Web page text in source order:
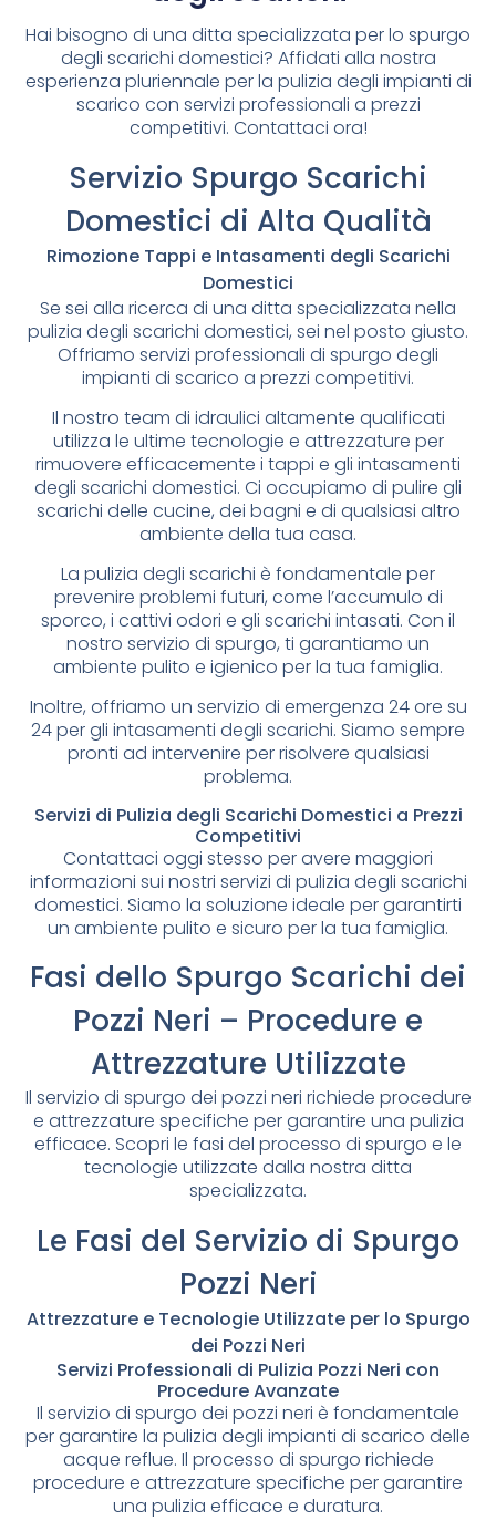
Hai bisogno di una ditta specializzata per lo spurgo
degli scarichi domestici? Affidati alla nostra
esperienza pluriennale per la pulizia degli impianti di
scarico con servizi professionali a prezzi
competitivi. Contattaci ora!
Servizio Spurgo Scarichi
Domestici di Alta Qualità
Rimozione Tappi e Intasamenti degli Scarichi
Domestici
Se sei alla ricerca di una ditta specializzata nella
pulizia degli scarichi domestici, sei nel posto giusto.
Offriamo servizi professionali di spurgo degli
impianti di scarico a prezzi competitivi.
Il nostro team di idraulici altamente qualificati
utilizza le ultime tecnologie e attrezzature per
rimuovere efficacemente i tappi e gli intasamenti
degli scarichi domestici. Ci occupiamo di pulire gli
scarichi delle cucine, dei bagni e di qualsiasi altro
ambiente della tua casa.
La pulizia degli scarichi è fondamentale per
prevenire problemi futuri, come l’accumulo di
sporco, i cattivi odori e gli scarichi intasati. Con il
nostro servizio di spurgo, ti garantiamo un
ambiente pulito e igienico per la tua famiglia.
Inoltre, offriamo un servizio di emergenza 24 ore su
24 per gli intasamenti degli scarichi. Siamo sempre
pronti ad intervenire per risolvere qualsiasi
problema.
Servizi di Pulizia degli Scarichi Domestici a Prezzi
Competitivi
Contattaci oggi stesso per avere maggiori
informazioni sui nostri servizi di pulizia degli scarichi
domestici. Siamo la soluzione ideale per garantirti
un ambiente pulito e sicuro per la tua famiglia.
Fasi dello Spurgo Scarichi dei
Pozzi Neri – Procedure e
Attrezzature Utilizzate
Il servizio di spurgo dei pozzi neri richiede procedure
e attrezzature specifiche per garantire una pulizia
efficace. Scopri le fasi del processo di spurgo e le
tecnologie utilizzate dalla nostra ditta
specializzata.
Le Fasi del Servizio di Spurgo
Pozzi Neri
Attrezzature e Tecnologie Utilizzate per lo Spurgo
dei Pozzi Neri
Servizi Professionali di Pulizia Pozzi Neri con
Procedure Avanzate
Il servizio di spurgo dei pozzi neri è fondamentale
per garantire la pulizia degli impianti di scarico delle
acque reflue. Il processo di spurgo richiede
procedure e attrezzature specifiche per garantire
una pulizia efficace e duratura.